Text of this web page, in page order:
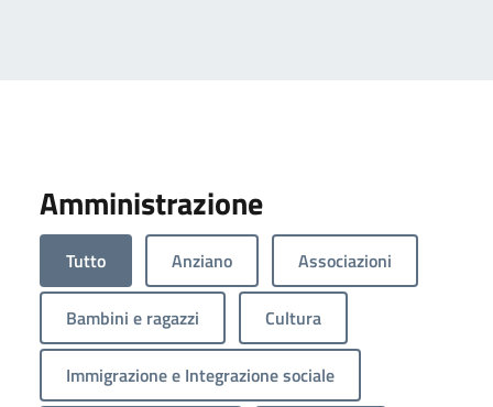
Amministrazione
Tutto Anziano Associazioni
Bambini e ragazzi Cultura
Immigrazione e Integrazione sociale